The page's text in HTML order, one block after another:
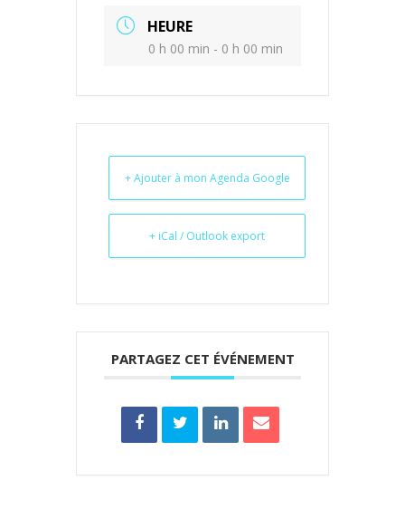
HEURE
0 h 00 min - 0 h 00 min
+ Ajouter à mon Agenda Google
+ iCal / Outlook export
PARTAGEZ CET ÉVÉNEMENT